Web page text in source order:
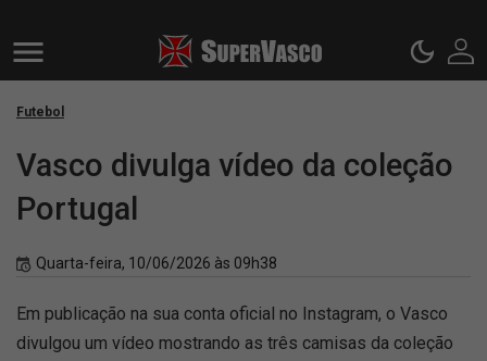
Futebol
Vasco divulga vídeo da coleção
Portugal
Quarta-feira, 10/06/2026 às 09h38
Em publicação na sua conta oficial no Instagram, o Vasco
divulgou um vídeo mostrando as três camisas da coleção